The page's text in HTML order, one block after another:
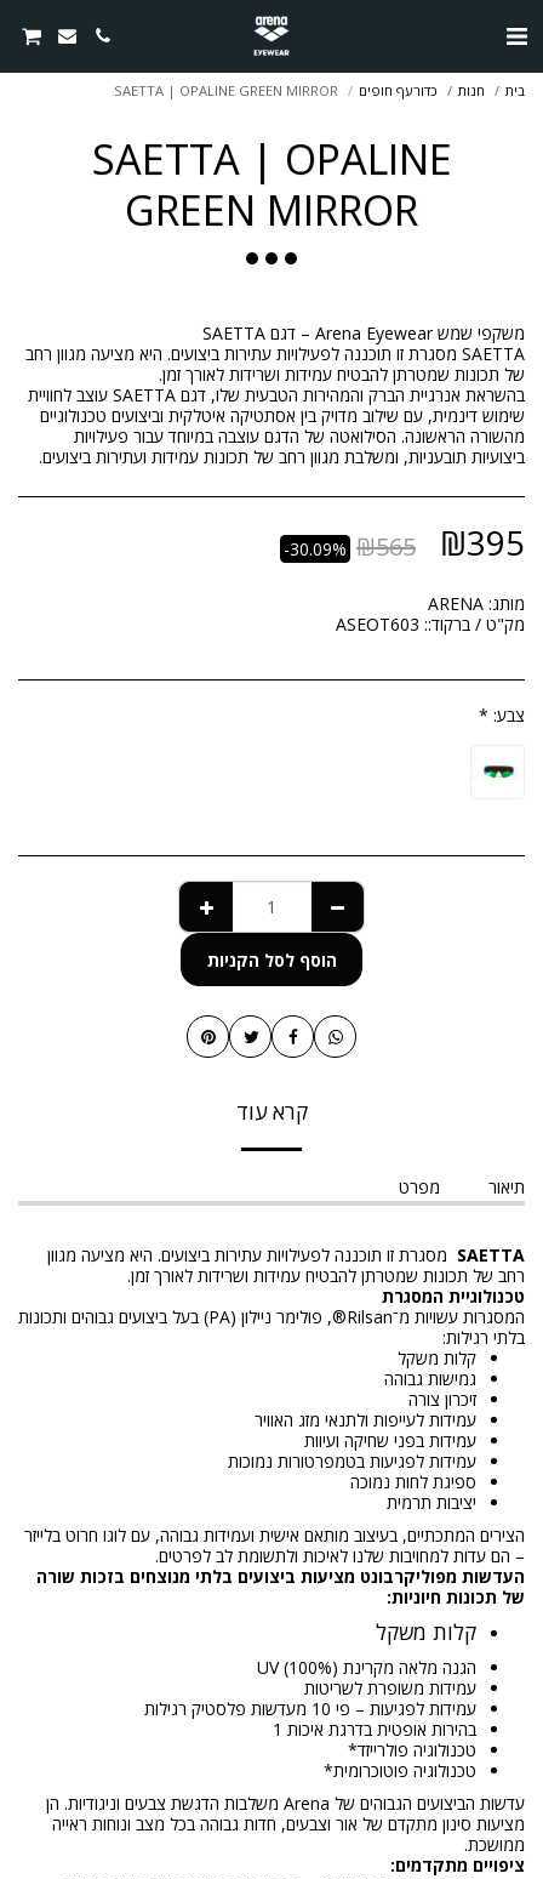
בית חנות כדורעף חופים SAETTA | OPALINE GREEN MIRROR
SAETTA | OPALINE
GREEN MIRROR
SAETTA מסגרת זו תוכננה לפעילויות עתירות ביצועים. היא מציעה מגוון רחב
בהשראת אנרגיית הברק והמהירות הטבעית שלו, דגם SAETTA עוצב לחוויית
שימוש דינמית, עם שילוב מדויק בין אסתטיקה איטלקית וביצועים טכנולוגיים
מהשורה הראשונה. הסילואטה של הדגם עוצבה במיוחד עבור פעילויות
ביצועיות תובעניות, ומשלבת מגוון רחב של תכונות עמידות ועתירות ביצועים.
₪395
₪565
-30.09%
מותג: ARENA
מק"ט / ברקוד:: ASEOT603
צבע: *
הוסף לסל הקניות
קרא עוד
תיאור מפרט
SAETTA מסגרת זו תוכננה לפעילויות עתירות ביצועים. היא מציעה מגוון
רחב של תכונות שמטרתן להבטיח עמידות ושרידות לאורך זמן.
טכנולוגיית המסגרת
המסגרות עשויות מ־Rilsan®, פולימר ניילון (PA) בעל ביצועים גבוהים ותכונות
בלתי רגילות:
קלות משקל
גמישות גבוהה
זיכרון צורה
עמידות לעייפות ולתנאי מזג האוויר
עמידות בפני שחיקה ועיוות
עמידות לפגיעות בטמפרטורות נמוכות
ספיגת לחות נמוכה
יציבות תרמית
הצירים המתכתיים, בעיצוב מותאם אישית ועמידות גבוהה, עם לוגו חרוט בלייזר
– הם עדות למחויבות שלנו לאיכות ולתשומת לב לפרטים.
העדשות מפוליקרבונט מציעות ביצועים בלתי מנוצחים בזכות שורה
של תכונות חיוניות:
קלות משקל
הגנה מלאה מקרינת UV (100%)
עמידות משופרת לשריטות
עמידות לפגיעות – פי 10 מעדשות פלסטיק רגילות
בהירות אופטית בדרגת איכות 1
טכנולוגיה פולרייזד*
טכנולוגיה פוטוכרומית*
עדשות הביצועים הגבוהים של Arena משלבות הדגשת צבעים וניגודיות. הן
מציעות סינון מתקדם של אור וצבעים, חדות גבוהה בכל מצב ונוחות ראייה
ממושכת.
ציפויים מתקדמים: